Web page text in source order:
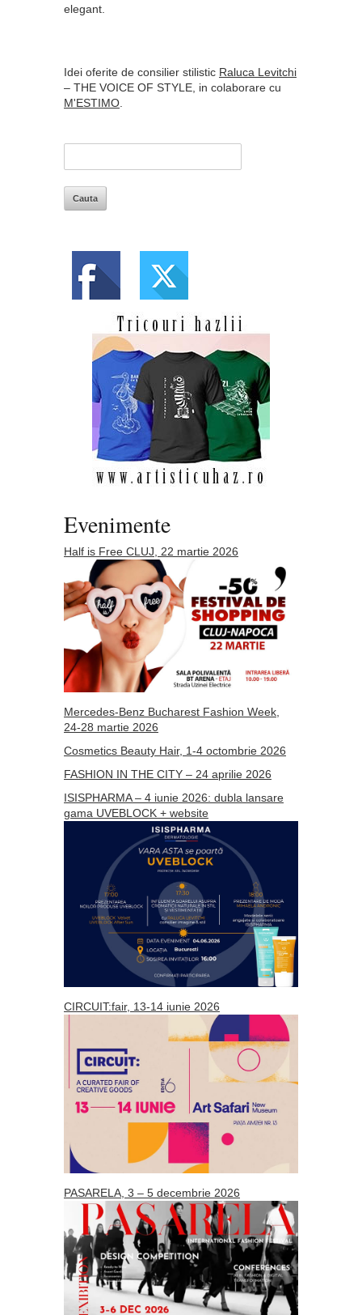
elegant.
Idei oferite de consilier stilistic Raluca Levitchi
– THE VOICE OF STYLE, in colaborare cu
M'ESTIMO.
Evenimente
Half is Free CLUJ, 22 martie 2026
Mercedes-Benz Bucharest Fashion Week,
24-28 martie 2026
Cosmetics Beauty Hair, 1-4 octombrie 2026
FASHION IN THE CITY – 24 aprilie 2026
ISISPHARMA – 4 iunie 2026: dubla lansare
gama UVEBLOCK + website
CIRCUIT:fair, 13-14 iunie 2026
PASARELA, 3 – 5 decembrie 2026